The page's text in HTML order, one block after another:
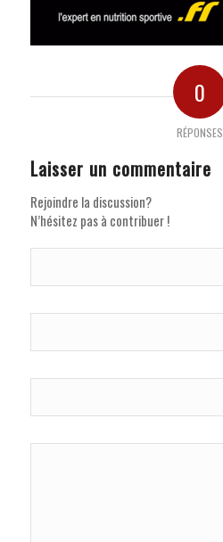
0
RÉPONSES
Laisser un commentaire
Rejoindre la discussion?
N’hésitez pas à contribuer !